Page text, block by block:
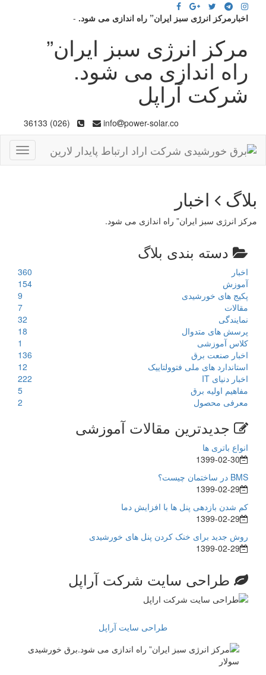
اخبارمرکز انرژی سبز ایران” راه اندازی می شود. -
مرکز انرژی سبز ایران”
راه اندازی می شود.
شرکت آراپل
info power-solar.co
(026) 36133
بلاگ اخبار
مرکز انرژی سبز ایران” راه اندازی می شود.
دسته بندی بلاگ
اخبار
360
آموزش
154
پکیج های خورشیدی
9
مقالات
7
نمایندگی
32
پرسش های متدوال
18
کلاس آموزشی
1
اخبار صنعت برق
136
استاندارد های ملی فتوولتاییک
12
اخبار دنیای IT
222
مفاهیم اولیه برق
5
معرفی محصول
2
جدیدترین مقالات آموزشی
انواع باتری ها
1399-02-30
BMS در ساختمان چیست؟
1399-02-29
کم شدن بازدهی پنل ها با افزایش دما
1399-02-29
روش جدید برای خنک کردن پنل های خورشیدی
1399-02-29
طراحی سایت شرکت آراپل
طراحی سایت آراپل